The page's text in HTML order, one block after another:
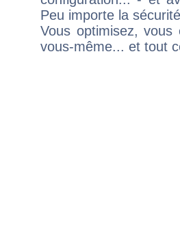
Peu importe la
Vous optimisez, vous
vous-même... et tout